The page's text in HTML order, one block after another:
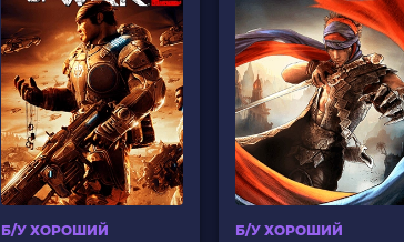
Б/У ХОРОШИЙ Б/У ХОРОШИЙ